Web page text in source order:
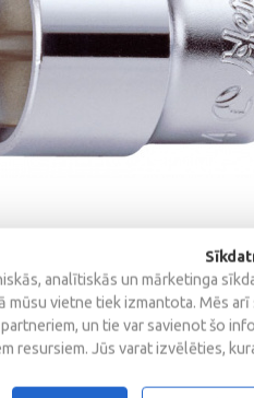
analītiskās un mārketinga
mūsu vietne tiek izmantota. Mēs
un tie var savienot šo
resursiem. Jūs varat izvēlēties,